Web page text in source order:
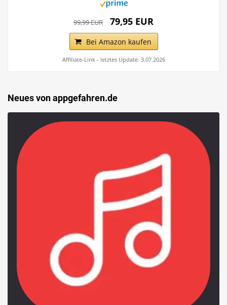
99,99 EUR 79,95 EUR
Bei Amazon kaufen
Affiliate-Link - letztes Update: 3.07.2026
Neues von appgefahren.de